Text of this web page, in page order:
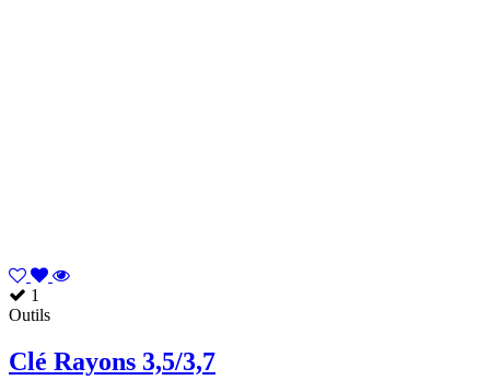
1
Outils
Clé Rayons 3,5/3,7